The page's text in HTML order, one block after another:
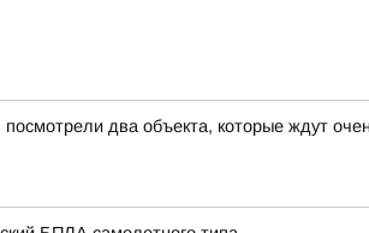
два объекта, которые ждут